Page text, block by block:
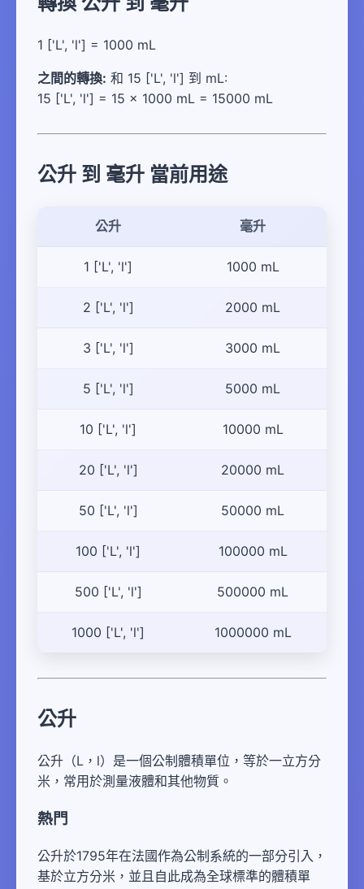
1 ['L', 'l'] = 1000 mL
之間的轉換: 和 15 ['L', 'l'] 到 mL:
15 ['L', 'l'] = 15 × 1000 mL = 15000 mL
公升 到 毫升 當前用途
公升 毫升
1 ['L', 'l'] 1000 mL
2 ['L', 'l'] 2000 mL
3 ['L', 'l'] 3000 mL
5 ['L', 'l'] 5000 mL
10 ['L', 'l'] 10000 mL
20 ['L', 'l'] 20000 mL
50 ['L', 'l'] 50000 mL
100 ['L', 'l'] 100000 mL
500 ['L', 'l'] 500000 mL
1000 ['L', 'l'] 1000000 mL
公升
公升（L，l）是一個公制體積單位，等於一立方分
米，常用於測量液體和其他物質。
熱門
公升於1795年在法國作為公制系統的一部分引入，
基於立方分米，並且自此成為全球標準的體積單